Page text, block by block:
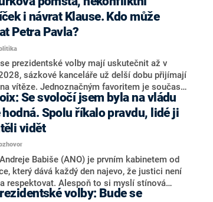
to řekl zakladatel hnutí a jihočeský hejtman
Konkrétní nebyl, ale získat by takto mohl
senátora Zdeňka Hrabu, který je dnes
klubu ODS a TOP 09. Hraba to na dotaz
nevyloučil. Předseda klubu senátorů ODS
Nytra redakci řekl, že počítá s odchodem
senátorů z klubu a že Naše Česko není
ale soupeř.
i návrat Klause. Kdo může
Petra Pavla?
prezidentské volby mají uskutečnit až v
sázkové kanceláře už delší dobu přijímají
vítěze. Jednoznačným favoritem je současná
Petr Pavel. Daleko za ním pak bookmakeři
dva výrazné politiky ANO, tedy premiéra
Babiše a ministra průmyslu Karla Havlíčka.
tipem samotných sázkařů je poslanec za
Filip Turek. Politolog Jan Kubáček nicméně
kandidatuře kohokoliv ze zmíněné trojice
pochybuje. Podle něj současná koalice dosud
která by Pavlovi mohla konkurovat.
Se svoločí jsem byla na vládu
hodná. Spolu říkalo pravdu, lidé ji
vidět
Babiše (ANO) je prvním kabinetem od
který dává každý den najevo, že justici není
respektovat. Alespoň to si myslí stínová
spravedlnosti ODS Eva Decroix. V